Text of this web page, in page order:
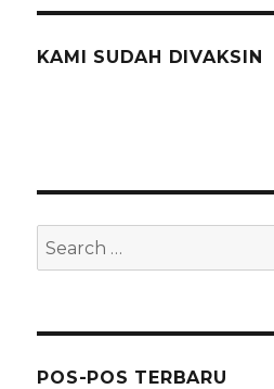
KAMI SUDAH DIVAKSIN
Search
for:
POS-POS TERBARU